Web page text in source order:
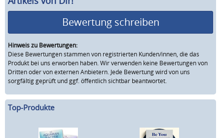
Bewertung schreiben
Hinweis zu Bewertungen:
Diese Bewertungen stammen von registrierten Kunden/innen, die das
Produkt bei uns erworben haben. Wir verwenden keine Bewertungen von
Dritten oder von externen Anbietern. Jede Bewertung wird von uns
sorgfältig geprüft und ggf. öffentlich sichtbar beantwortet.
Top-Produkte